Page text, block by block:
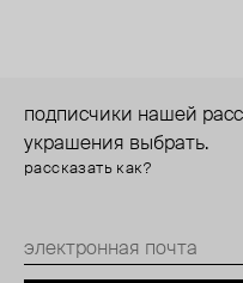
подписчики нашей
украшения выбрать.
рассказать как?